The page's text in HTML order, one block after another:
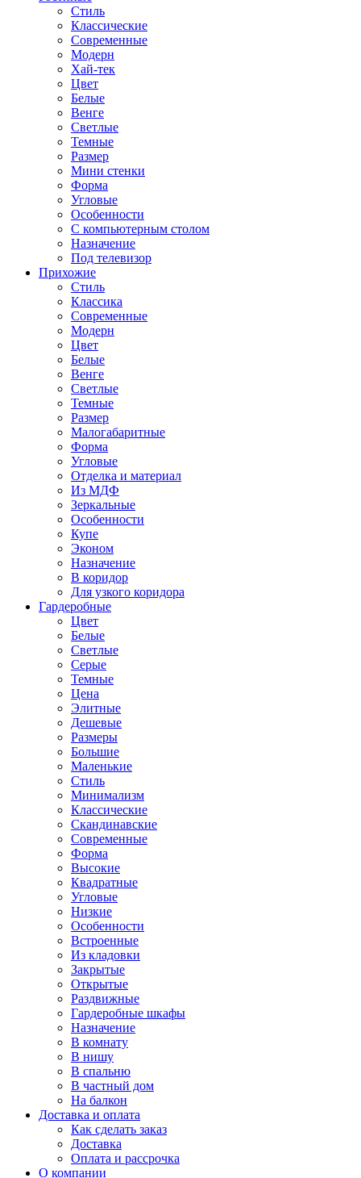
Стиль
Классические
Современные
Модерн
Хай-тек
Цвет
Белые
Венге
Светлые
Темные
Размер
Мини стенки
Форма
Угловые
Особенности
С компьютерным столом
Назначение
Под телевизор
Прихожие
Стиль
Классика
Современные
Модерн
Цвет
Белые
Венге
Светлые
Темные
Размер
Малогабаритные
Форма
Угловые
Отделка и материал
Из МДФ
Зеркальные
Особенности
Купе
Эконом
Назначение
В коридор
Для узкого коридора
Гардеробные
Цвет
Белые
Светлые
Серые
Темные
Цена
Элитные
Дешевые
Размеры
Большие
Маленькие
Стиль
Минимализм
Классические
Скандинавские
Современные
Форма
Высокие
Квадратные
Угловые
Низкие
Особенности
Встроенные
Из кладовки
Закрытые
Открытые
Раздвижные
Гардеробные шкафы
Назначение
В комнату
В нишу
В спальню
В частный дом
На балкон
Доставка и оплата
Как сделать заказ
Доставка
Оплата и рассрочка
О компании